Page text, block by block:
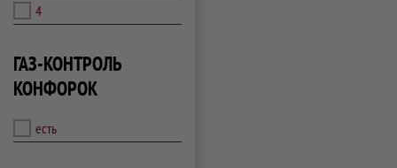
4
ГАЗ-КОНТРОЛЬ
КОНФОРОК
есть